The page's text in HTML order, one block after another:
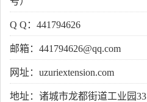
Q Q：441794626
邮箱：441794626@qq.com
网址：uzuriextension.com
地址：诸城市龙都街道工业园33